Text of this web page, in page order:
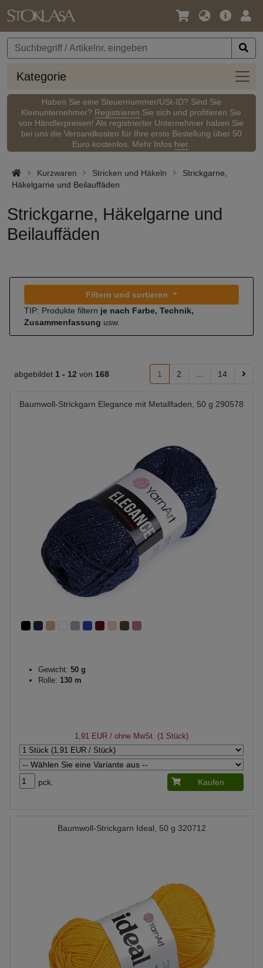
Sprache
Währung
Kategorie
Haben Sie eine Steuernummer/USt-ID? Sind Sie
Kleinunternehmer? Registrieren Sie sich und profitieren Sie
von Händlerpreisen! Als registrierter Unternehmer haben Sie
bei uns die Versandkosten für Ihre erste Bestellung über 50
Euro kostenlos. Mehr Infos hier.
Kurzwaren Stricken und Häkeln
Strickgarne,
Häkelgarne und Beilauffäden
Strickgarne, Häkelgarne und
Beilauffäden
Filtern und sortieren
TIP: Produkte filtern je nach Farbe, Technik,
Zusammenfassung usw.
abgebildet 1 - 12 von 168 1 2 14
Baumwoll-Strickgarn Elegance mit Metallfaden, 50 g 290578
Gewicht: 50 g
Rolle: 130 m
1,91 EUR / ohne MwSt. (1 Stück)
pck. Kaufen
Baumwoll-Strickgarn Ideal, 50 g 320712